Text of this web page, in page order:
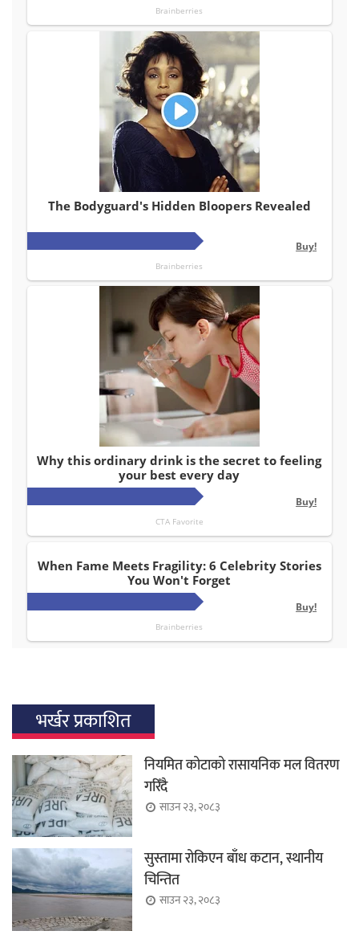
भर्खर प्रकाशित
नियमित कोटाको रासायनिक मल वितरण
गरिँदै
साउन २३, २०८३
सुस्तामा रोकिएन बाँध कटान, स्थानीय
चिन्तित
साउन २३, २०८३